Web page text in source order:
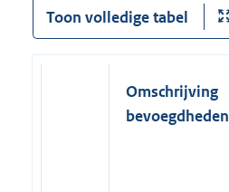
Toon volledige tabel
Omschrijving
bevoegdheden